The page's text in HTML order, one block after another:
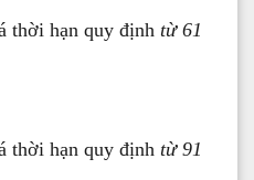
thời hạn quy định từ 61
thời hạn quy định từ 91